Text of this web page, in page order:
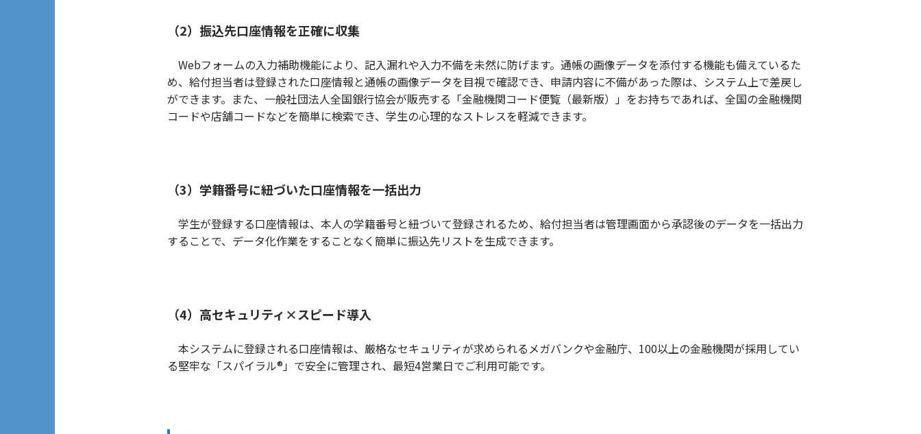
（2）振込先口座情報を正確に収集
Webフォームの入力補助機能により、記入漏れや入力不備を未然に防げます。通帳の画像データを添付する機能も備えているた
め、給付担当者は登録された口座情報と通帳の画像データを目視で確認でき、申請内容に不備があった際は、システム上で差戻し
ができます。また、一般社団法人全国銀行協会が販売する「金融機関コード便覧（最新版）」をお持ちであれば、全国の金融機関
コードや店舗コードなどを簡単に検索でき、学生の心理的なストレスを軽減できます。
（3）学籍番号に紐づいた口座情報を一括出力
学生が登録する口座情報は、本人の学籍番号と紐づいて登録されるため、給付担当者は管理画面から承認後のデータを一括出力
することで、データ化作業をすることなく簡単に振込先リストを生成できます。
（4）高セキュリティ×スピード導入
本システムに登録される口座情報は、厳格なセキュリティが求められるメガバンクや金融庁、100以上の金融機関が採用してい
る堅牢な「スパイラル®」で安全に管理され、最短4営業日でご利用可能です。